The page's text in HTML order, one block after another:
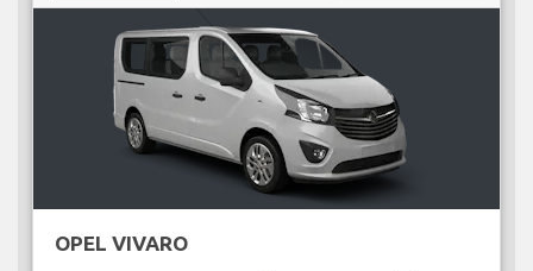
OPEL VIVARO